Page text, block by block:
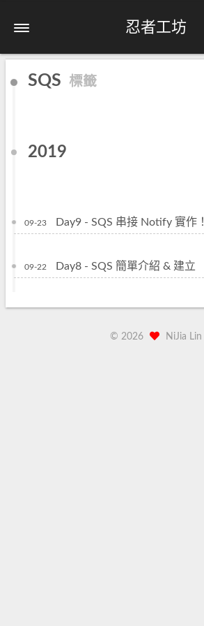
忍者工坊
SQS 標籤
2019
09-23 Day9 - SQS 串接 Notify 實作！
09-22 Day8 - SQS 簡單介紹 & 建立
© 2026 NiJia Lin